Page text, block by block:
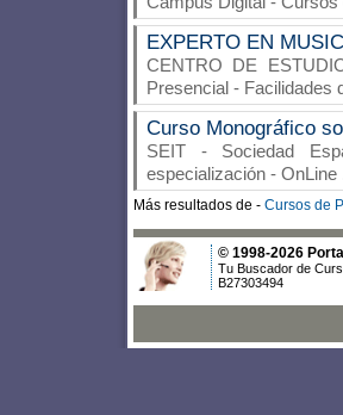
EXPERTO EN
CENTRO DE
Presencial - Facilidades
Curso Monográfico
SEIT - Sociedad
especialización - OnLine
Más resultados de - Cursos de
© 1998-2026
Tu Buscador de
B27303494